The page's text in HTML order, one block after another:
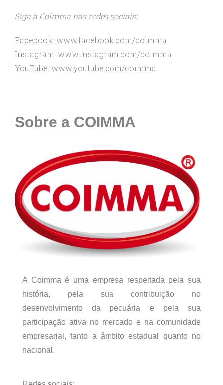
Siga a Coimma nas redes sociais:
Facebook: www.facebook.com/coimma
Instagram: www.instagram.com/coimma
YouTube: www.youtube.com/coimma
Sobre a COIMMA
A Coimma é uma empresa respeitada pela sua
história, pela sua contribuição no
desenvolvimento da pecuária e pela sua
participação ativa no mercado e na comunidade
empresarial, tanto a âmbito estadual quanto no
nacional.